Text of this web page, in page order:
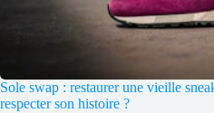
Sole swap : restaurer une vieille
respecter son histoire ?